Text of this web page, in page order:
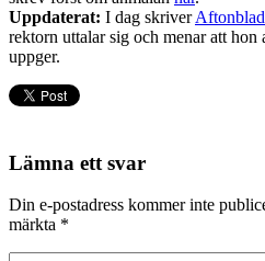
Uppdaterat: I dag skriver
rektorn uttalar sig och menar att hon
uppger.
Lämna ett svar
Din e-postadress kommer inte
märkta *